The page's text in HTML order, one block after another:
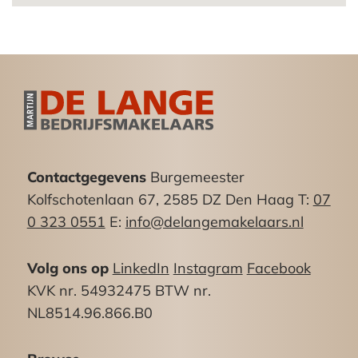
diverse lokale ondernemers gevestigd.
zijn belangrijke verkeersaders voor de bewoners
van Wateringse Veld en Wateringen. De
bereikbaarheid is uitstekend. Via de Laan van
de A4 en via de Dedemsvaartweg en
Erasmusweg met Den Haag. In de directe
nabijheid beschikt het object over haltes van
Vloeroppervlak:
Begane grond ca: 135m²
Bestemming conform bestemmingsplan
ContactgegevensBurgemeester
Kolfschotenlaan 67, 2585 DZ Den Haag T: 07
0 323 0551 E: info@delangemakelaars.nl
Volg ons op LinkedIn Instagram Facebook
KVK nr. 54932475 BTW nr.
NL8514.96.866.B0